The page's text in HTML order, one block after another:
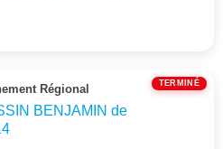
demande du temps,
de l’engagement et
TERMINÉ
Régional
BENJAMIN de